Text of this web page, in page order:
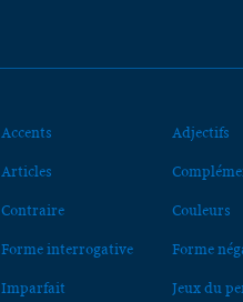
Accents Adjectifs
Articles
Contraire Couleurs
Forme interrogative Forme
Imparfait Jeux du